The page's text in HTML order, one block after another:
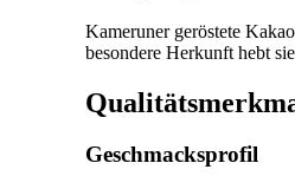
Kameruner geröstete
besondere Herkunft hebt
Geschmacksprofil